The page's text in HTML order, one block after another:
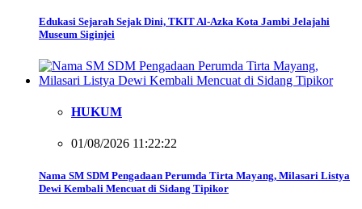
Edukasi Sejarah Sejak Dini, TKIT Al-Azka Kota Jambi Jelajahi
Museum Siginjei
HUKUM
01/08/2026 11:22:22
Nama SM SDM Pengadaan Perumda Tirta Mayang, Milasari Listya
Dewi Kembali Mencuat di Sidang Tipikor